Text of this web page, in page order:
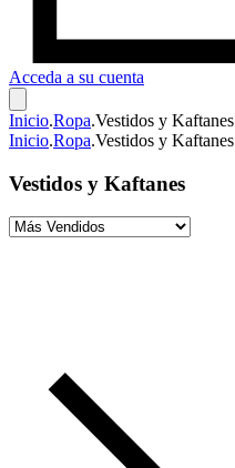
Acceda a su cuenta
Inicio.Ropa.Vestidos y Kaftanes
Inicio.Ropa.Vestidos y Kaftanes
Vestidos y Kaftanes